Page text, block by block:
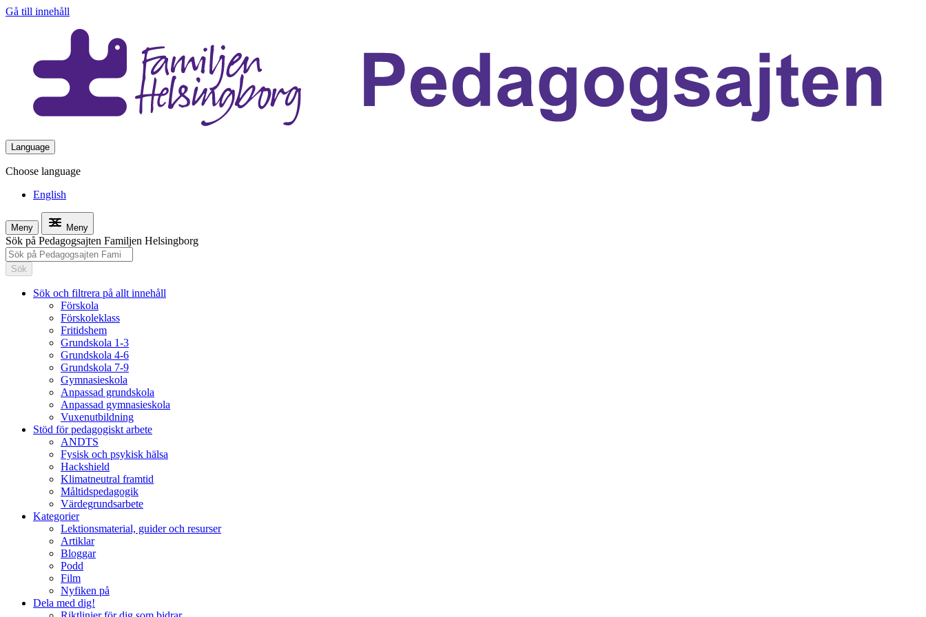
Gå till innehåll
Language
Choose language
English
Meny Meny
Sök på Pedagogsajten Familjen Helsingborg
Sök
Sök och filtrera på allt innehåll
Förskola
Förskoleklass
Fritidshem
Grundskola 1-3
Grundskola 4-6
Grundskola 7-9
Gymnasieskola
Anpassad grundskola
Anpassad gymnasieskola
Vuxenutbildning
Stöd för pedagogiskt arbete
ANDTS
Fysisk och psykisk hälsa
Hackshield
Klimatneutral framtid
Måltidspedagogik
Värdegrundsarbete
Kategorier
Lektionsmaterial, guider och resurser
Artiklar
Bloggar
Podd
Film
Nyfiken på
Dela med dig!